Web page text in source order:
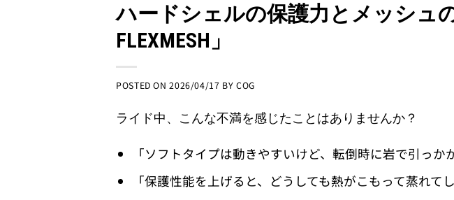
ハードシェルの保護力とメッシュの
FLEXMESH」
POSTED ON2026/04/17 BY COG
ライド中、こんな不満を感じたことはありませんか？
「ソフトタイプは動きやすいけど、転倒時に岩で引っか
「保護性能を上げると、どうしても熱がこもって蒸れて